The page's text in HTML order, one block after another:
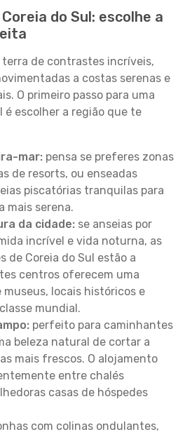
do Sul: escolhe a
terra de contrastes incríveis,
a costas serenas e
O primeiro passo para uma
é escolher a região que te
mar: pensa se preferes zonas
de resorts, ou enseadas
piscatórias tranquilas para
mais serena.
da cidade: se anseias por
incrível e vida noturna, as
de Coreia do Sul estão a
centros oferecem uma
locais históricos e
mundial.
perfeito para caminhantes
beleza natural de cortar a
mais frescos. O alojamento
entre chalés
casas de hóspedes
com colinas ondulantes,